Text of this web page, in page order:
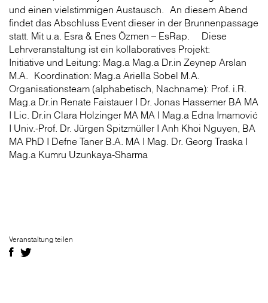
und einen vielstimmigen Austausch. An diesem Abend
findet das Abschluss Event dieser in der Brunnenpassage
statt. Mit u.a. Esra & Enes Özmen – EsRap. Diese
Lehrveranstaltung ist ein kollaboratives Projekt:
Initiative und Leitung: Mag.a Mag.a Dr.in Zeynep Arslan
M.A. Koordination: Mag.a Ariella Sobel M.A.
Organisationsteam (alphabetisch, Nachname): Prof. i.R.
Mag.a Dr.in Renate Faistauer I Dr. Jonas Hassemer BA MA
I Lic. Dr.in Clara Holzinger MA MA I Mag.a Edna Imamović
I Univ.-Prof. Dr. Jürgen Spitzmüller I Anh Khoi Nguyen, BA
MA PhD I Defne Taner B.A. MA I Mag. Dr. Georg Traska I
Mag.a Kumru Uzunkaya-Sharma
Veranstaltung teilen